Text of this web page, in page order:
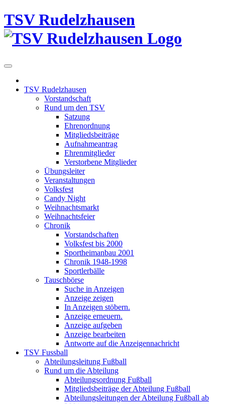
Skip
to
content
TSV Rudelzhausen
TSV Rudelzhausen
Vorstandschaft
Rund um den TSV
Satzung
Ehrenordnung
Mitgliedsbeiträge
Aufnahmeantrag
Ehrenmitglieder
Verstorbene Mitglieder
Übungsleiter
Veranstaltungen
Volksfest
Candy Night
Weihnachtsmarkt
Weihnachtsfeier
Chronik
Vorstandschaften
Volksfest bis 2000
Sportheimanbau 2001
Chronik 1948-1998
Sportlerbälle
Tauschbörse
Suche in Anzeigen
Anzeige zeigen
In Anzeigen stöbern.
Anzeige erneuern.
Anzeige aufgeben
Anzeige bearbeiten
Antworte auf die Anzeigennachricht
TSV Fussball
Abteilungsleitung Fußball
Rund um die Abteilung
Abteilungsordnung Fußball
Mitgliedsbeiträge der Abteilung Fußball
Abteilungsleitungen der Abteilung Fußball ab